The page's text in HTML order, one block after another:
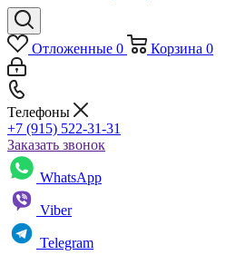
Отложенные 0 Корзина 0
Телефоны
+7 (915) 522-31-31
Заказать звонок
WhatsApp
Viber
Telegram